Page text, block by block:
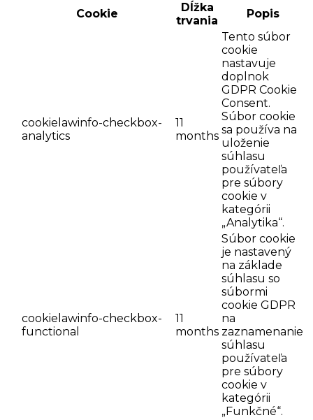
Cookie
Dĺžka
trvania
Popis
cookielawinfo-checkbox-
analytics
11
months
Tento súbor
cookie
nastavuje
doplnok
GDPR Cookie
Consent.
Súbor cookie
sa používa na
uloženie
súhlasu
používateľa
pre súbory
cookie v
kategórii
„Analytika“.
cookielawinfo-checkbox-
functional
11
months
Súbor cookie
je nastavený
na základe
súhlasu so
súbormi
cookie GDPR
na
zaznamenanie
súhlasu
používateľa
pre súbory
cookie v
kategórii
„Funkčné“.